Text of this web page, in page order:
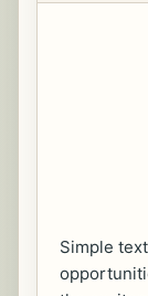
Simple